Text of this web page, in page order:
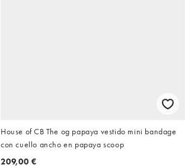
House of CB The og papaya vestido mini bandage
con cuello ancho en papaya scoop
209,00 €